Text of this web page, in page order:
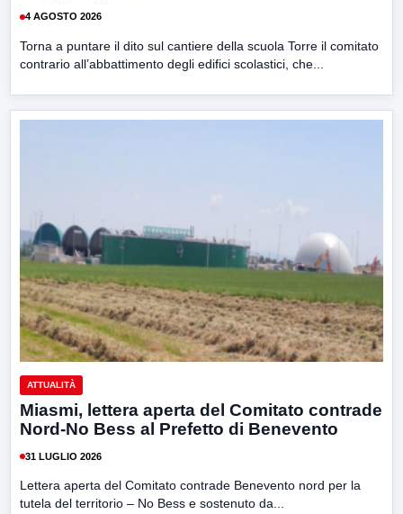
4 AGOSTO 2026
Torna a puntare il dito sul cantiere della scuola Torre il comitato
contrario all’abbattimento degli edifici scolastici, che...
ATTUALITÀ
Miasmi, lettera aperta del Comitato contrade
Nord-No Bess al Prefetto di Benevento
31 LUGLIO 2026
Lettera aperta del Comitato contrade Benevento nord per la
tutela del territorio – No Bess e sostenuto da...